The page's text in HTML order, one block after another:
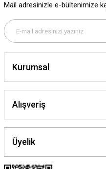
Mail adresinizle e-bültenimize
Kurumsal
Alışveriş
Üyelik